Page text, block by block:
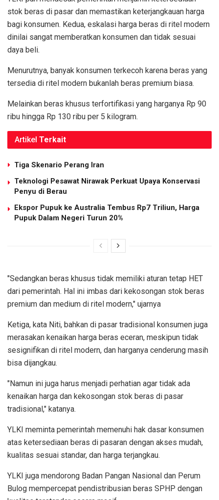
stok beras di pasar dan memastikan keterjangkauan harga
bagi konsumen. Kedua, eskalasi harga beras di ritel modern
dinilai sangat memberatkan konsumen dan tidak sesuai
daya beli.
Menurutnya, banyak konsumen terkecoh karena beras yang
tersedia di ritel modern bukanlah beras premium biasa.
Melainkan beras khusus terfortifikasi yang harganya Rp 90
ribu hingga Rp 130 ribu per 5 kilogram.
Artikel Terkait
Tiga Skenario Perang Iran
Teknologi Pesawat Nirawak Perkuat Upaya Konservasi
Penyu di Berau
Ekspor Pupuk ke Australia Tembus Rp7 Triliun, Harga
Pupuk Dalam Negeri Turun 20%
"Sedangkan beras khusus tidak memiliki aturan tetap HET
dari pemerintah. Hal ini imbas dari kekosongan stok beras
premium dan medium di ritel modern," ujarnya
Ketiga, kata Niti, bahkan di pasar tradisional konsumen juga
merasakan kenaikan harga beras eceran, meskipun tidak
sesignifikan di ritel modern, dan harganya cenderung masih
bisa dijangkau.
"Namun ini juga harus menjadi perhatian agar tidak ada
kenaikan harga dan kekosongan stok beras di pasar
tradisional," katanya.
YLKI meminta pemerintah memenuhi hak dasar konsumen
atas ketersediaan beras di pasaran dengan akses mudah,
kualitas sesuai standar, dan harga terjangkau.
YLKI juga mendorong Badan Pangan Nasional dan Perum
Bulog mempercepat pendistribusian beras SPHP dengan